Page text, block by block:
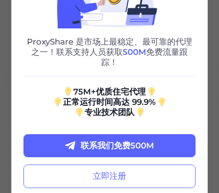
无限带宽
Http/Socks5
24/7 支持
100G
0.85 /GB
ProxyShare 是市场上最稳定、最可靠的代理
之一！联系支持人员获取500M免费流量跟
踪！
75M+优质住宅代理
正常运行时间高达 99.9%
专业技术团队
立即注册
联系我们免费500M